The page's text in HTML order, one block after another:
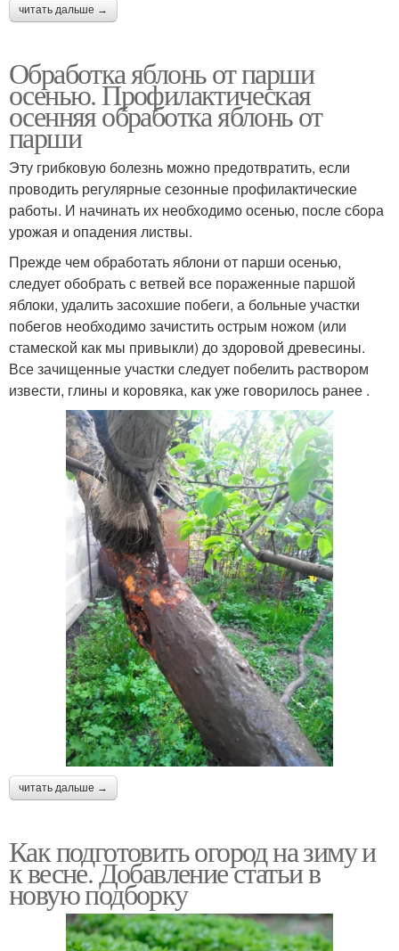
читать дальше →
Обработка яблонь от парши
осенью. Профилактическая
осенняя обработка яблонь от
парши
Эту грибковую болезнь можно предотвратить, если
проводить регулярные сезонные профилактические
работы. И начинать их необходимо осенью, после сбора
урожая и опадения листвы.
Прежде чем обработать яблони от парши осенью,
следует обобрать с ветвей все пораженные паршой
яблоки, удалить засохшие побеги, а больные участки
побегов необходимо зачистить острым ножом (или
стамеской как мы привыкли) до здоровой древесины.
Все зачищенные участки следует побелить раствором
извести, глины и коровяка, как уже говорилось ранее .
читать дальше →
Как подготовить огород на зиму и
к весне. Добавление статьи в
новую подборку